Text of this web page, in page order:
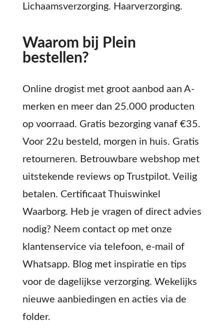
Lichaamsverzorging. Haarverzorging.
Waarom bij Plein
bestellen?
Online drogist met groot aanbod aan A-
merken en meer dan 25.000 producten
op voorraad. Gratis bezorging vanaf €35.
Voor 22u besteld, morgen in huis. Gratis
retourneren. Betrouwbare webshop met
uitstekende reviews op Trustpilot. Veilig
betalen. Certificaat Thuiswinkel
Waarborg. Heb je vragen of direct advies
nodig? Neem contact op met onze
klantenservice via telefoon, e-mail of
Whatsapp. Blog met inspiratie en tips
voor de dagelijkse verzorging. Wekelijks
nieuwe aanbiedingen en acties via de
folder.